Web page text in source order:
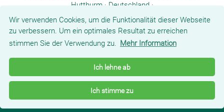
Wir verwenden Cookies, um die Funktionalität dieser Webseite
zu verbessern. Um ein optimales Resultat zu erreichen
stimmen Sie der Verwendung zu. Mehr Information
Ich lehne ab
Ich stimme zu
Hutthurm · Deutschland ·
Tel.: +49 8582 9601-0 ·info.de@nutripack.eu
COMPÉTENCES
CONTACT
TÉLÉCHARGEMENTS CGV MENTIONS LÉGALES